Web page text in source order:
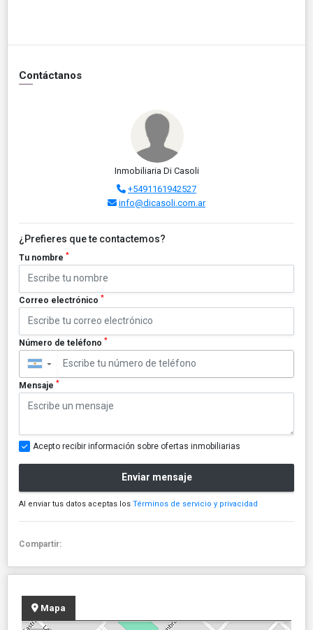
Contáctanos
Inmobiliaria Di Casoli
+5491161942527
info@dicasoli.com.ar
¿Prefieres que te contactemos?
Tu nombre *
Correo electrónico *
Número de teléfono *
▼
Mensaje *
Acepto recibir información sobre ofertas inmobiliarias
Enviar mensaje
Al enviar tus datos aceptas los Términos de servicio y privacidad
Compartir:
Mapa